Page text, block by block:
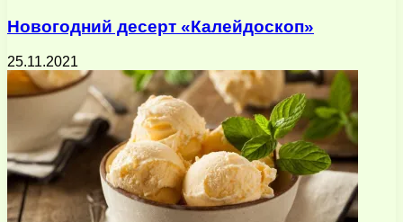
Новогодний десерт «Калейдоскоп»
25.11.2021